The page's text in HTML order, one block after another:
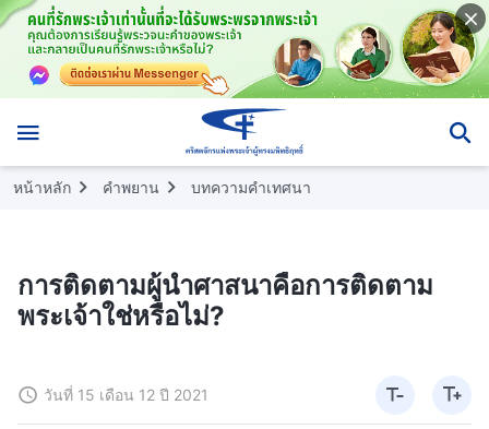
หน้าหลัก คำพยาน บทความคำเทศนา
การติดตามผู้นำศาสนาคือการติดตาม
พระเจ้าใช่หรือไม่?
วันที่ 15 เดือน 12 ปี 2021